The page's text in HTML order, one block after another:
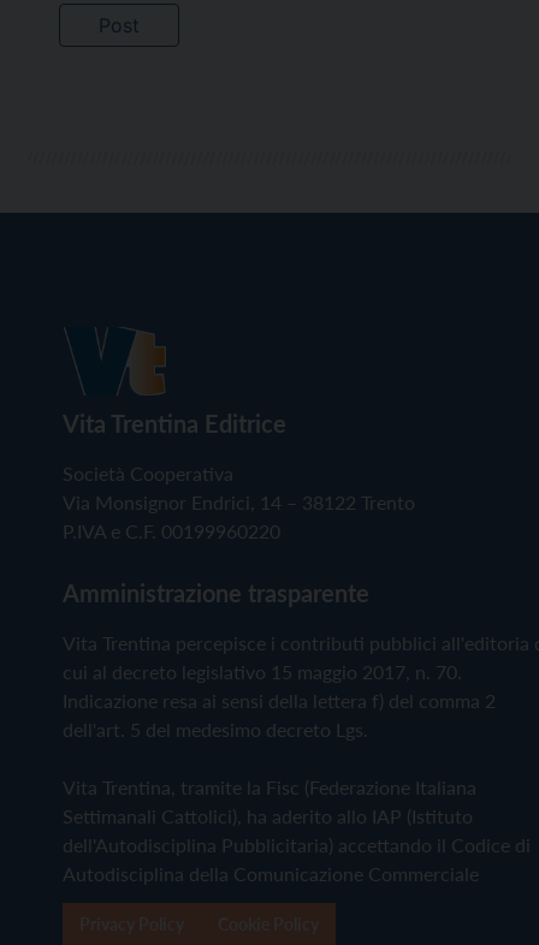
Vita Trentina Editrice
Società Cooperativa
Via Monsignor Endrici, 14 – 38122 Trento
P.IVA e C.F. 00199960220
Amministrazione trasparente
Vita Trentina percepisce i contributi pubblici all'editoria
cui al decreto legislativo 15 maggio 2017, n. 70.
Indicazione resa ai sensi della lettera f) del comma 2
dell'art. 5 del medesimo decreto Lgs.
Vita Trentina, tramite la Fisc (Federazione Italiana
Settimanali Cattolici), ha aderito allo IAP (Istituto
dell'Autodisciplina Pubblicitaria) accettando il Codice di
Autodisciplina della Comunicazione Commerciale